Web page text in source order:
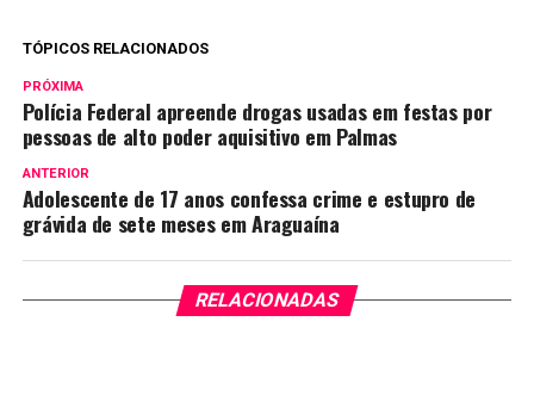
TÓPICOS RELACIONADOS
PRÓXIMA
Polícia Federal apreende drogas usadas em festas por
pessoas de alto poder aquisitivo em Palmas
ANTERIOR
Adolescente de 17 anos confessa crime e estupro de
grávida de sete meses em Araguaína
RELACIONADAS